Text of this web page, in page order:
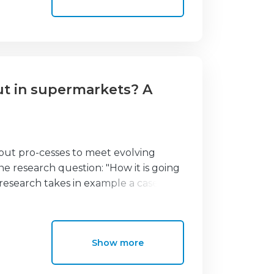
incluindo a visualização
in supermarkets? A
pro-cesses to meet evolving
research question: "How it is going
takes in example a case
hence combining a
faster checkout systems, they still
options remain dominant,
adopted due to many reasons.
Show more